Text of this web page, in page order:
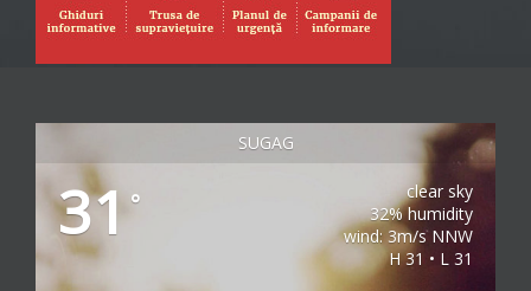
SUGAG
31°
clear sky
32% humidity
wind: 3m/s NNW
H 31 • L 31